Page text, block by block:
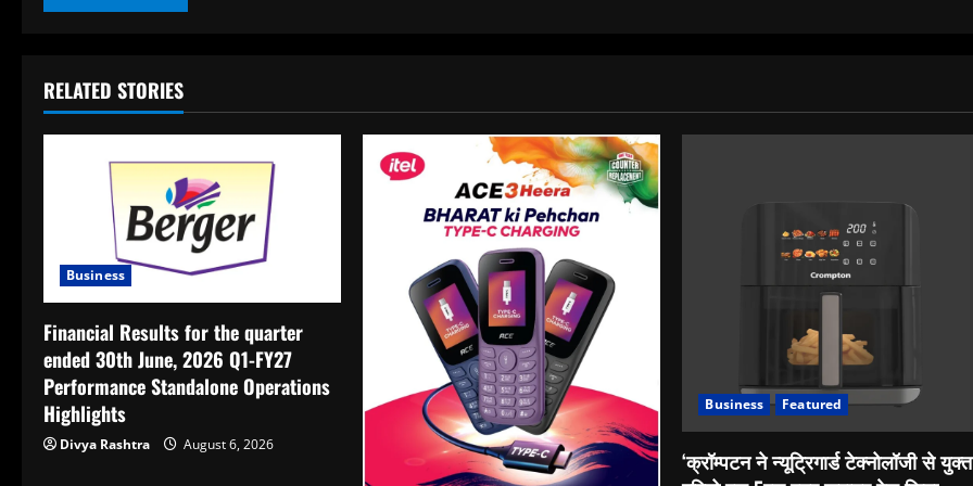
RELATED STORIES
Business
Financial Results for the quarter
ended 30th June, 2026 Q1-FY27
Performance Standalone Operations
Highlights
Divya Rashtra August 6, 2026
Business Featured
‘क्रॉम्पटन ने न्यूट्रिगार्ड टेक्नोलॉजी से युक्त